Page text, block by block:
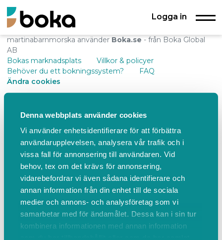
Denna webbplats använder cookies
Vi använder enhetsidentifierare för att förbättra
användarupplevelsen, analysera vår trafik och i
vissa fall för annonsering till användaren. Vid
behov, tex om det krävs för annonsering,
vidarebefordrar vi även sådana identifierare och
annan information från din enhet till de sociala
medier och annons- och analysföretag som vi
samarbetar med för ändamålet. Dessa kan i sin tur
kombinera informationen med annan information
Logga in
martinabarnmorska använder Boka.se - från Boka Global
AB
Bokas marknadsplats
Villkor & policyer
Behöver du ett bokningssystem?
FAQ
Ändra cookies